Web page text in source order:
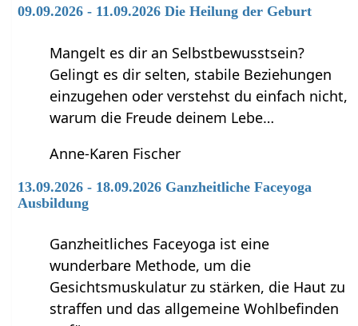
09.09.2026 - 11.09.2026 Die Heilung der Geburt
Mangelt es dir an Selbstbewusstsein?
Gelingt es dir selten, stabile Beziehungen
einzugehen oder verstehst du einfach nicht,
warum die Freude deinem Lebe…
Anne-Karen Fischer
13.09.2026 - 18.09.2026 Ganzheitliche Faceyoga
Ausbildung
Ganzheitliches Faceyoga ist eine
wunderbare Methode, um die
Gesichtsmuskulatur zu stärken, die Haut zu
straffen und das allgemeine Wohlbefinden